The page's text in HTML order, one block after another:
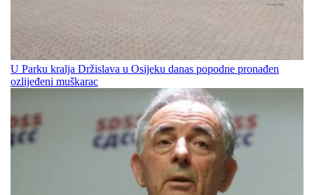
U Parku kralja Držislava u Osijeku danas popodne pronađen
ozlijeđeni muškarac